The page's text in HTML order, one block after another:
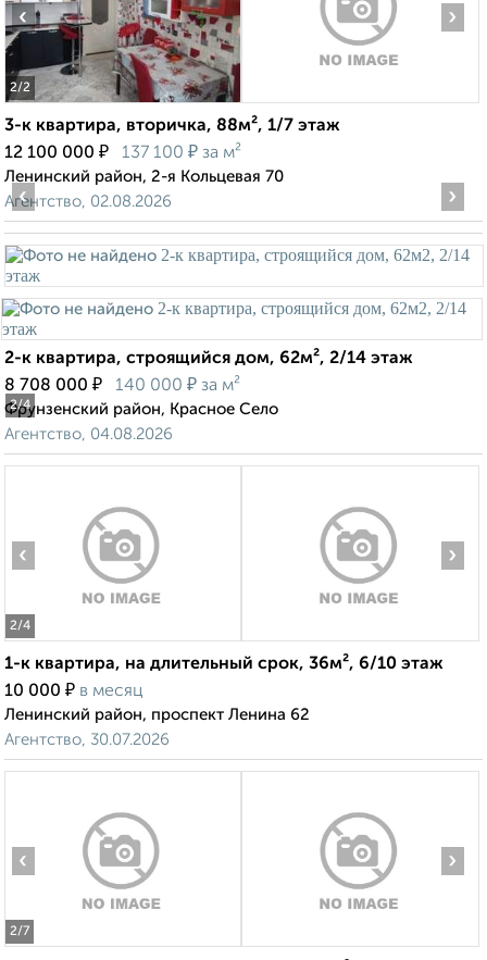
2/2
‹ ›
3-к квартира, вторичка, 88м², 1/7 этаж
12 100 000 ₽ 137 100 ₽ за м²
Ленинский район, 2-я Кольцевая 70
Агентство, 02.08.2026
2/4
‹ ›
2-к квартира, строящийся дом, 62м², 2/14 этаж
8 708 000 ₽ 140 000 ₽ за м²
Фрунзенский район, Красное Село
Агентство, 04.08.2026
2/4
‹ ›
1-к квартира, на длительный срок, 36м², 6/10 этаж
10 000 ₽ в месяц
Ленинский район, проспект Ленина 62
Агентство, 30.07.2026
2/7
‹ ›